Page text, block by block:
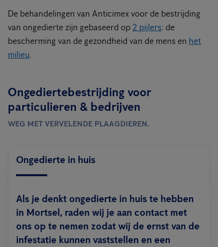
De behandelingen van Anticimex voor de bestrijding
van ongedierte zijn gebaseerd op 2 pijlers: de
bescherming van de gezondheid van de mens en het
milieu.
Ongediertebestrijding voor
particulieren & bedrijven
WEG MET VERVELENDE PLAAGDIEREN.
Ongedierte in huis
Als je denkt ongedierte in huis te hebben
in Mortsel, raden wij je aan contact met
ons op te nemen zodat wij de ernst van de
infestatie kunnen vaststellen en een